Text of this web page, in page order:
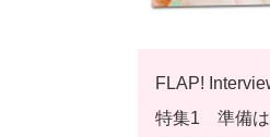
FLAP!
特集1 準備は